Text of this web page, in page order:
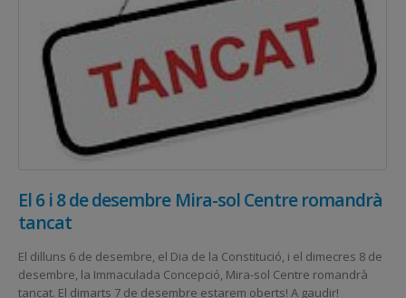
El 6 i 8 de desembre Mira-sol Centre romandrà
tancat
El dilluns 6 de desembre, el Dia de la Constitució, i el dimecres 8 de
desembre, la Immaculada Concepció, Mira-sol Centre romandrà
tancat. El dimarts 7 de desembre estarem oberts! A gaudir!